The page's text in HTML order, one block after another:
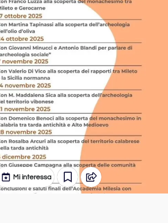
Mi interessa